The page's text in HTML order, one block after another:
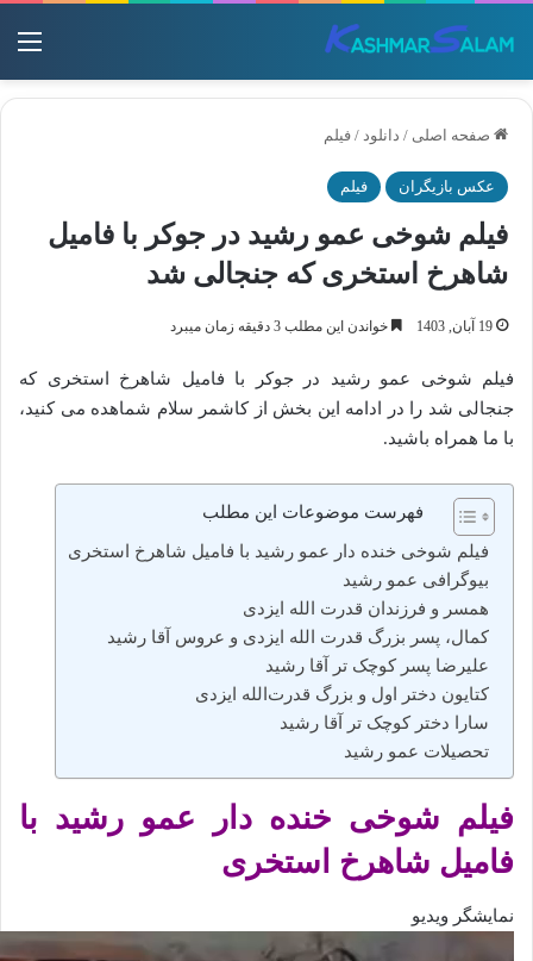
صفحه اصلی / دانلود / فیلم
عکس بازیگران فیلم
فیلم شوخی عمو رشید در جوکر با فامیل
شاهرخ استخری که جنجالی شد
19 آبان, 1403 خواندن این مطلب 3 دقیقه زمان میبرد
فیلم شوخی عمو رشید در جوکر با فامیل شاهرخ استخری که
جنجالی شد را در ادامه این بخش از کاشمر سلام شماهده می کنید،
با ما همراه باشید.
فهرست موضوعات این مطلب
فیلم شوخی خنده‌ دار عمو رشید با فامیل شاهرخ استخری
بیوگرافی عمو رشید
همسر و فرزندان قدرت الله ایزدی
کمال، پسر بزرگ قدرت الله ایزدی و عروس آقا رشید
علیرضا پسر کوچک تر آقا رشید
کتایون دختر اول و بزرگ قدرت‌الله ایزدی
سارا دختر کوچک تر آقا رشید
تحصیلات عمو رشید
فیلم شوخی خنده‌ دار عمو رشید با
فامیل شاهرخ استخری
نمایشگر ویدیو